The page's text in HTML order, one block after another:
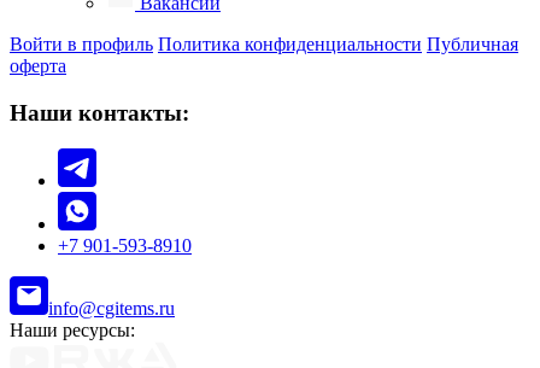
Войти в профиль Политика конфиденциальности Публичная
оферта
Наши контакты:
+7 901-593-8910
info@cgitems.ru
Наши ресурсы: